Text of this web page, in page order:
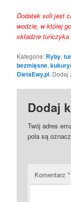
Dodatek soli jest
wodzie, w której
składzie
Kategorie: Ryby,
bezmięsne,
DietaEwy.pl. Dodaj
Dodaj
Twój adres
pola są
Komentarz*